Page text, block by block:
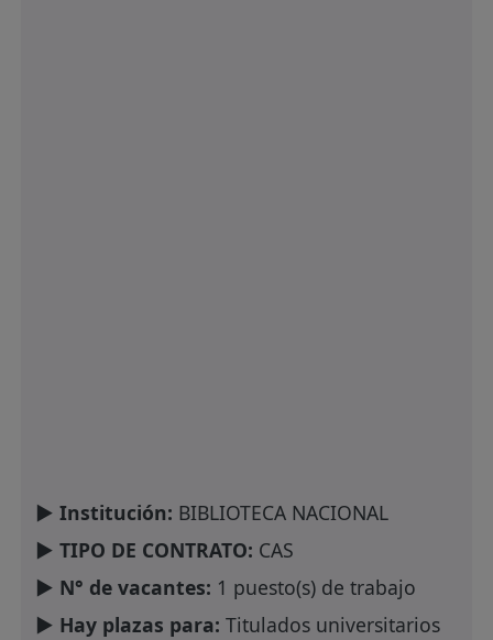
► Institución: BIBLIOTECA NACIONAL
► TIPO DE CONTRATO: CAS
► N° de vacantes: 1 puesto(s) de trabajo
► Hay plazas para: Titulados universitarios